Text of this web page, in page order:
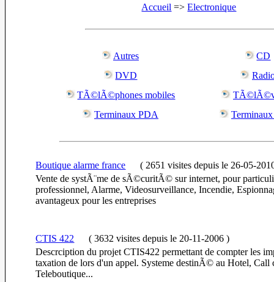
Accueil =>Electronique
Autres
CD
DVD
TÃ©lÃ©phones mobiles
Terminaux PDA
Boutique alarme france ( 2651 visitesdepuis le 26-05-
Vente de systÃ¨me de sÃ©curitÃ© sur internet, pour
professionnel, Alarme, Videosurveillance, Incendie,
avantageux pour les entreprises
CTIS 422 ( 3632 visitesdepuis le 20-11-2006 )
Descrciption du projet CTIS422 permettant de compter les
taxation de lors d'un appel. Systeme destinÃ© au Hotel, Call
Teleboutique...